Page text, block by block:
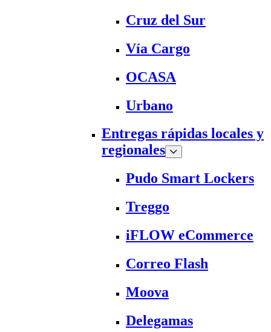
Cruz del Sur
Vía Cargo
OCASA
Urbano
Entregas rápidas locales y
regionales
Pudo Smart Lockers
Treggo
iFLOW eCommerce
Correo Flash
Moova
Delegamas